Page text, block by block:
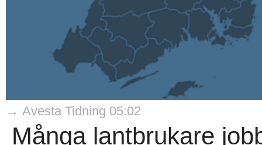
→ Avesta Tidning 05:02
Många lantbrukare